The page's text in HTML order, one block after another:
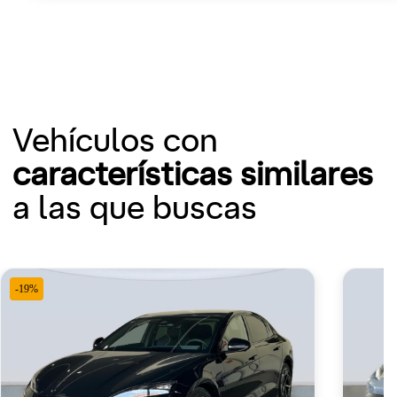
Vehículos con
características similares
a las que buscas
-19%